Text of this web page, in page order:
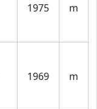
1975 m
1969 m